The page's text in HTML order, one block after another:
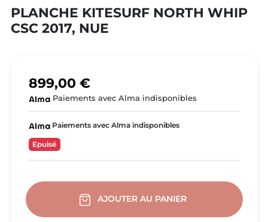
PLANCHE KITESURF NORTH WHIP
CSC 2017, NUE
899,00 €
Paiements avec Alma indisponibles
Paiements avec Alma indisponibles
Epuisé
AJOUTER AU PANIER